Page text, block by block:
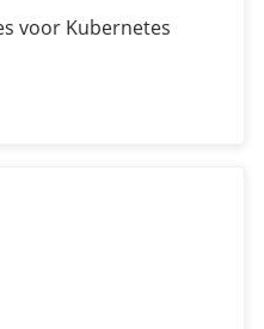
voor Kubernetes